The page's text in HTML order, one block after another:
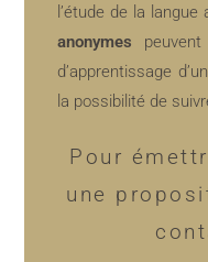
l’étude de la
anonymes
d’apprentissage
la possibilité de
Pour
une